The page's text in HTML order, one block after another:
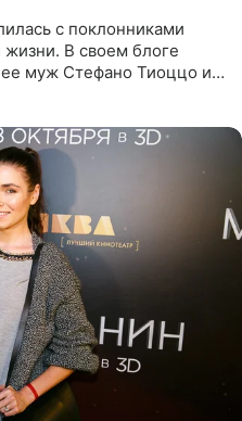
с поклонниками
В своем блоге
ее муж Стефано Тиоццо и